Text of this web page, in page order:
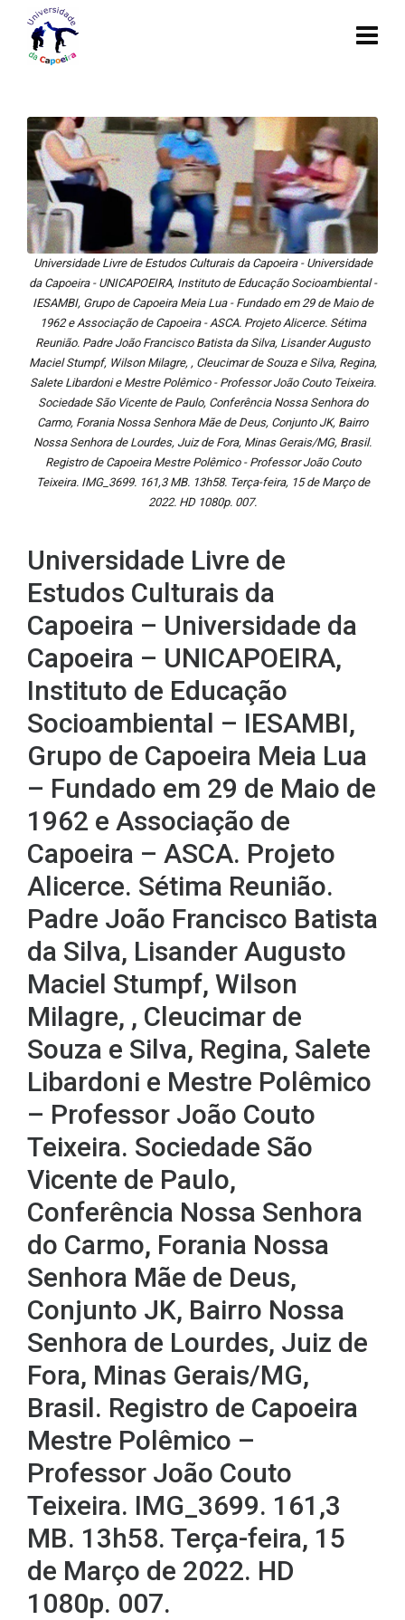
Universidade Livre de Estudos Culturais da Capoeira - Universidade
da Capoeira - UNICAPOEIRA, Instituto de Educação Socioambiental -
IESAMBI, Grupo de Capoeira Meia Lua - Fundado em 29 de Maio de
1962 e Associação de Capoeira - ASCA. Projeto Alicerce. Sétima
Reunião. Padre João Francisco Batista da Silva, Lisander Augusto
Maciel Stumpf, Wilson Milagre, , Cleucimar de Souza e Silva, Regina,
Salete Libardoni e Mestre Polêmico - Professor João Couto Teixeira.
Sociedade São Vicente de Paulo, Conferência Nossa Senhora do
Carmo, Forania Nossa Senhora Mãe de Deus, Conjunto JK, Bairro
Nossa Senhora de Lourdes, Juiz de Fora, Minas Gerais/MG, Brasil.
Registro de Capoeira Mestre Polêmico - Professor João Couto
Teixeira. IMG_3699. 161,3 MB. 13h58. Terça-feira, 15 de Março de
2022. HD 1080p. 007.
Universidade Livre de
Estudos Culturais da
Capoeira – Universidade da
Capoeira – UNICAPOEIRA,
Instituto de Educação
Socioambiental – IESAMBI,
Grupo de Capoeira Meia Lua
– Fundado em 29 de Maio de
1962 e Associação de
Capoeira – ASCA. Projeto
Alicerce. Sétima Reunião.
Padre João Francisco Batista
da Silva, Lisander Augusto
Maciel Stumpf, Wilson
Milagre, , Cleucimar de
Souza e Silva, Regina, Salete
Libardoni e Mestre Polêmico
– Professor João Couto
Teixeira. Sociedade São
Vicente de Paulo,
Conferência Nossa Senhora
do Carmo, Forania Nossa
Senhora Mãe de Deus,
Conjunto JK, Bairro Nossa
Senhora de Lourdes, Juiz de
Fora, Minas Gerais/MG,
Brasil. Registro de Capoeira
Mestre Polêmico –
Professor João Couto
Teixeira. IMG_3699. 161,3
MB. 13h58. Terça-feira, 15
de Março de 2022. HD
1080p. 007.